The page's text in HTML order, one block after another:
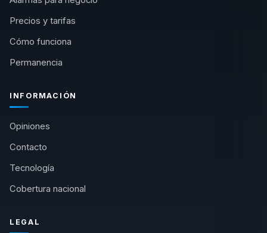
Precios y tarifas
Cómo funciona
Permanencia
INFORMACIÓN
Opiniones
Contacto
Tecnología
Cobertura nacional
LEGAL